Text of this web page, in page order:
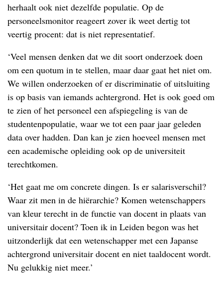
herhaalt ook niet dezelfde populatie. Op de
personeelsmonitor reageert zover ik weet dertig tot
veertig procent: dat is niet representatief.
‘Veel mensen denken dat we dit soort onderzoek doen
om een quotum in te stellen, maar daar gaat het niet om.
We willen onderzoeken of er discriminatie of uitsluiting
is op basis van iemands achtergrond. Het is ook goed om
te zien of het personeel een afspiegeling is van de
studentenpopulatie, waar we tot een paar jaar geleden
data over hadden. Dan kan je zien hoeveel mensen met
een academische opleiding ook op de universiteit
terechtkomen.
‘Het gaat me om concrete dingen. Is er salarisverschil?
Waar zit men in de hiërarchie? Komen wetenschappers
van kleur terecht in de functie van docent in plaats van
universitair docent? Toen ik in Leiden begon was het
uitzonderlijk dat een wetenschapper met een Japanse
achtergrond universitair docent en niet taaldocent wordt.
Nu gelukkig niet meer.’